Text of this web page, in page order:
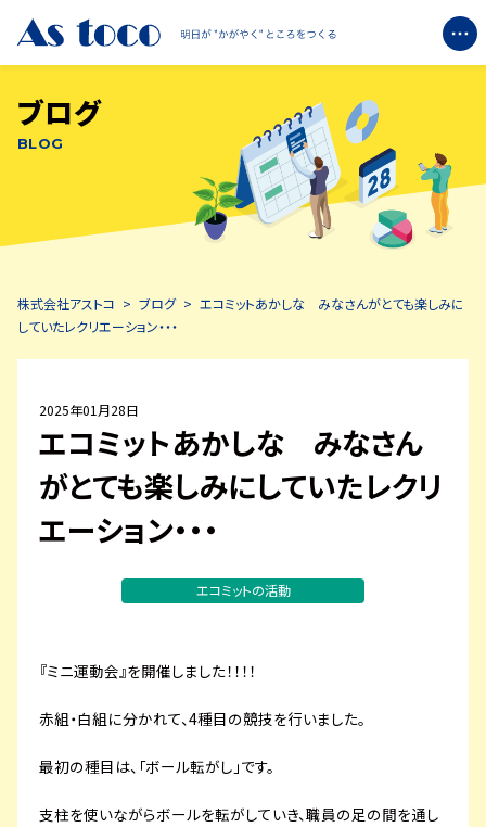
企業情報
+
エコミットについて +
ブログ
お問い合わせ
プライバシーポリシー
BLOG
ブログ
株式会社アストコ > ブログ > エコミットあかしな みなさんがとても楽しみに
していたレクリエーション・・・
2025年01月28日
エコミットあかしな みなさん
がとても楽しみにしていたレクリ
エーション・・・
エコミットの活動
『ミニ運動会』を開催しました！！！！
赤組・白組に分かれて、4種目の競技を行いました。
最初の種目は、「ボール転がし」です。
支柱を使いながらボールを転がしていき、職員の足の間を通し